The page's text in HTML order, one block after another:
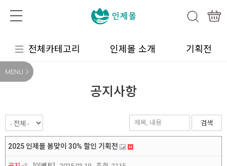
전체카테고리 인제몰 소개 기획전
MENU
공지사항
검색
2025 인제몰 봄맞이 30% 할인 기획전